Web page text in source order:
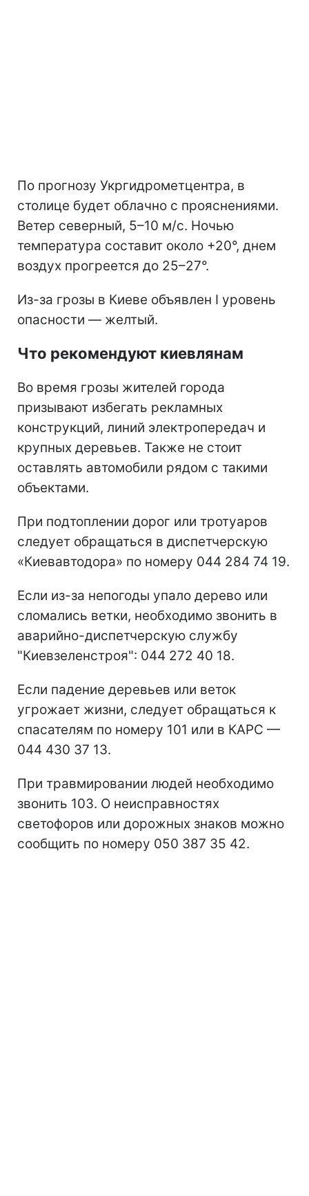
По прогнозу Укргидрометцентра, в
столице будет облачно с прояснениями.
Ветер северный, 5–10 м/с. Ночью
температура составит около +20°, днем
воздух прогреется до 25–27°.
Из-за грозы в Киеве объявлен I уровень
опасности — желтый.
Что рекомендуют киевлянам
Во время грозы жителей города
призывают избегать рекламных
конструкций, линий электропередач и
крупных деревьев. Также не стоит
оставлять автомобили рядом с такими
объектами.
При подтоплении дорог или тротуаров
следует обращаться в диспетчерскую
«Киевавтодора» по номеру 044 284 74 19.
Если из-за непогоды упало дерево или
сломались ветки, необходимо звонить в
аварийно-диспетчерскую службу
"Киевзеленстроя": 044 272 40 18.
Если падение деревьев или веток
угрожает жизни, следует обращаться к
спасателям по номеру 101 или в КАРС —
044 430 37 13.
При травмировании людей необходимо
звонить 103. О неисправностях
светофоров или дорожных знаков можно
сообщить по номеру 050 387 35 42.